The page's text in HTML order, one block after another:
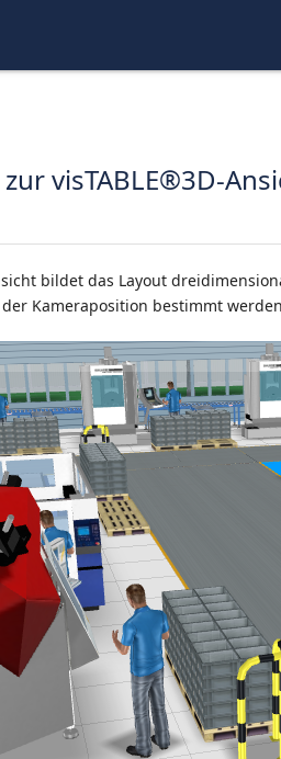
visTABLE®3D-
bildet das Layout
Kameraposition bestimmt